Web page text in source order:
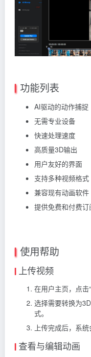
功能列表
AI驱动的动作捕捉
无需专业设备
快速处理速度
高质量3D输出
用户友好的界面
支持多种视频格式
兼容现有动画软件
提供免费和付费
使用帮助
上传视频
在用户主页，点击
选择需要转换为
式。
上传完成后，系
查看与编辑动画